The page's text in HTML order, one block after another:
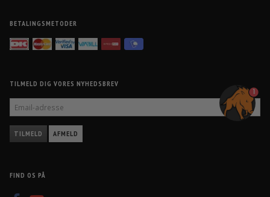
BETALINGSMETODER
TILMELD DIG VORES NYHEDSBREV
ADRESSE
TILMELD AFMELD
FIND OS PÅ
1